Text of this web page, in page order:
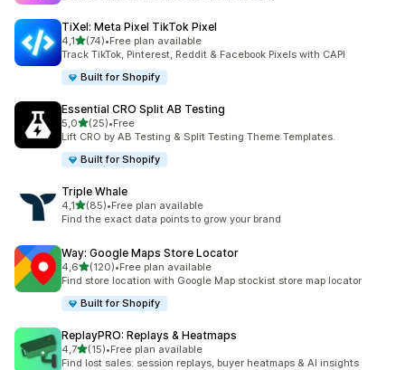
TiXel: Meta Pixel TikTok Pixel
4,1av 5 stjerner
(74)
Totalt 74 omtaler
•Free plan available
Track TikTok, Pinterest, Reddit & Facebook Pixels with CAPI
Built for Shopify
Essential CRO Split AB Testing
5,0av 5 stjerner
(25)
Totalt 25 omtaler
•Free
Lift CRO by AB Testing & Split Testing Theme Templates.
Built for Shopify
Triple Whale
4,1av 5 stjerner
(85)
Totalt 85 omtaler
•Free plan available
Find the exact data points to grow your brand
Way: Google Maps Store Locator
4,6av 5 stjerner
(120)
Totalt 120 omtaler
•Free plan available
Find store location with Google Map stockist store map locator
Built for Shopify
ReplayPRO: Replays & Heatmaps
4,7av 5 stjerner
(15)
Totalt 15 omtaler
•Free plan available
Find lost sales: session replays, buyer heatmaps & AI insights